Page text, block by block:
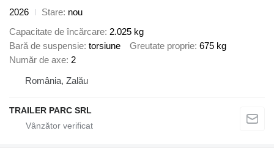
2026
Stare nou
Capacitate de încărcare 2.025 kg
Bară de suspensie torsiune Greutate proprie 675 kg
Număr de axe 2
România, Zalău
TRAILER PARC SRL